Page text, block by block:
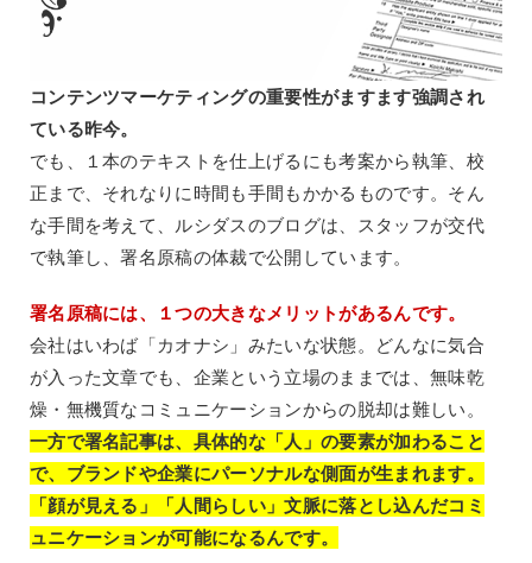
コンテンツマーケティングの重要性がますます強調され
ている昨今。
でも、１本のテキストを仕上げるにも考案から執筆、校
正まで、それなりに時間も手間もかかるものです。そん
な手間を考えて、ルシダスのブログは、スタッフが交代
で執筆し、署名原稿の体裁で公開しています。
署名原稿には、１つの大きなメリットがあるんです。
会社はいわば「カオナシ」みたいな状態。どんなに気合
が入った文章でも、企業という立場のままでは、無味乾
燥・無機質なコミュニケーションからの脱却は難しい。
一方で署名記事は、具体的な「人」の要素が加わること
で、ブランドや企業にパーソナルな側面が生まれます。
「顔が見える」「人間らしい」文脈に落とし込んだコミ
ュニケーションが可能になるんです。